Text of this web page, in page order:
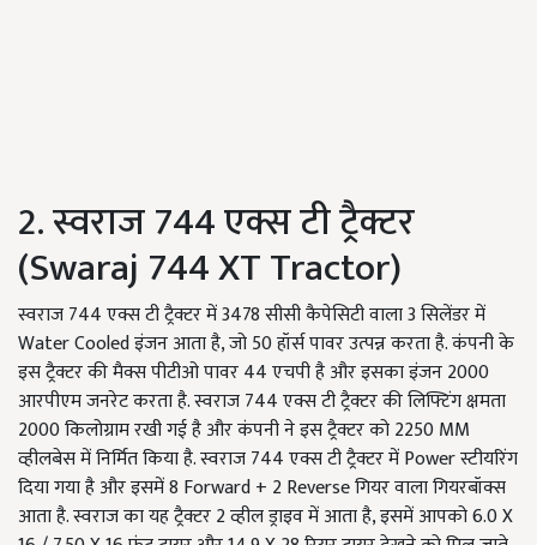
2. स्वराज 744 एक्स टी ट्रैक्टर
(Swaraj 744 XT Tractor)
स्वराज 744 एक्स टी ट्रैक्टर में 3478 सीसी कैपेसिटी वाला 3 सिलेंडर में
Water Cooled इंजन आता है, जो 50 हॉर्स पावर उत्पन्न करता है. कंपनी के
इस ट्रैक्टर की मैक्स पीटीओ पावर 44 एचपी है और इसका इंजन 2000
आरपीएम जनरेट करता है. स्वराज 744 एक्स टी ट्रैक्टर की लिफ्टिंग क्षमता
2000 किलोग्राम रखी गई है और कंपनी ने इस ट्रैक्टर को 2250 MM
व्हीलबेस में निर्मित किया है. स्वराज 744 एक्स टी ट्रैक्टर में Power स्टीयरिंग
दिया गया है और इसमें 8 Forward + 2 Reverse गियर वाला गियरबॉक्स
आता है. स्वराज का यह ट्रैक्टर 2 व्हील ड्राइव में आता है, इसमें आपको 6.0 X